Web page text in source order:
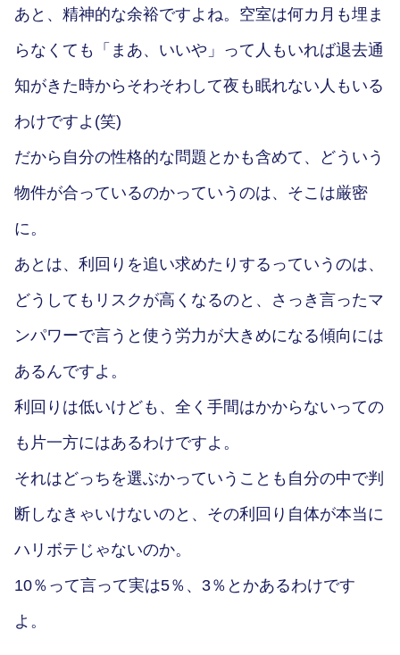
あと、精神的な余裕ですよね。空室は何カ月も埋ま
らなくても「まあ、いいや」って人もいれば退去通
知がきた時からそわそわして夜も眠れない人もいる
わけですよ(笑)
だから自分の性格的な問題とかも含めて、どういう
物件が合っているのかっていうのは、そこは厳密
に。
あとは、利回りを追い求めたりするっていうのは、
どうしてもリスクが高くなるのと、さっき言ったマ
ンパワーで言うと使う労力が大きめになる傾向には
あるんですよ。
利回りは低いけども、全く手間はかからないっての
も片一方にはあるわけですよ。
それはどっちを選ぶかっていうことも自分の中で判
断しなきゃいけないのと、その利回り自体が本当に
ハリボテじゃないのか。
10％って言って実は5％、3％とかあるわけです
よ。